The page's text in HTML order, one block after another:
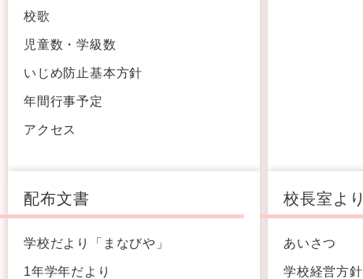
校歌
児童数・学級数
いじめ防止基本方針
年間行事予定
アクセス
配布文書
学校だより「まなびや」
1年学年だより
校長室より
あいさつ
学校経営方針